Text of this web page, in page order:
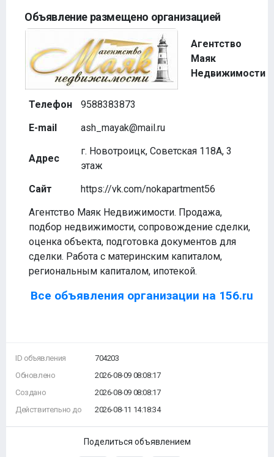
Объявление размещено организацией
Агентство
Маяк
Недвижимости
Телефон
9588383873
E-mail
ash_mayak@mail.ru
Адрес
г. Новотроицк, Советская 118А, 3
этаж
Сайт
https://vk.com/nokapartment56
Агентство Маяк Недвижимости. Продажа,
подбор недвижимости, сопровождение сделки,
оценка объекта, подготовка документов для
сделки. Работа с материнским капиталом,
региональным капиталом, ипотекой.
Все объявления организации на 156.ru
ID объявления
Обновлено
Создано
Действительно до
704203
2026-08-09 08:08:17
2026-08-09 08:08:17
2026-08-11 14:18:34
Поделиться объявлением